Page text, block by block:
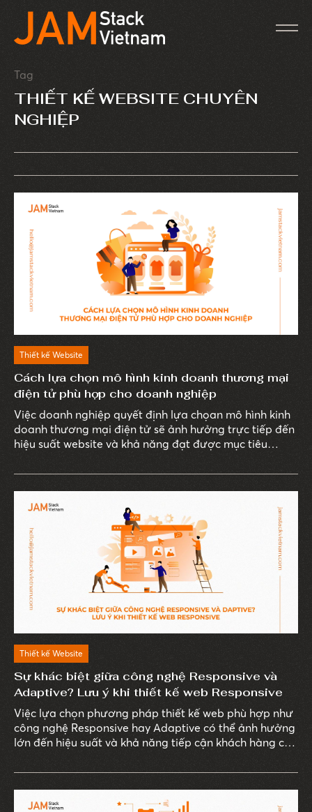
Tag
THIẾT KẾ WEBSITE CHUYÊN
NGHIỆP
Thiết kế Website
Cách lựa chọn mô hình kinh doanh thương mại
điện tử phù hợp cho doanh nghiệp
Việc doanh nghiệp quyết định lựa chọan mô hình kinh
doanh thương mại điện tử sẽ ảnh hưởng trực tiếp đến
hiệu suất website và khả năng đạt được mục tiêu
Thiết kế Website
Sự khác biệt giữa công nghệ Responsive và
Adaptive? Lưu ý khi thiết kế web Responsive
Việc lựa chọn phương pháp thiết kế web phù hợp như
công nghệ Responsive hay Adaptive có thể ảnh hưởng
lớn đến hiệu suất và khả năng tiếp cận khách hàng của